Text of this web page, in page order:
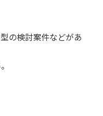
の検討案件などがあ